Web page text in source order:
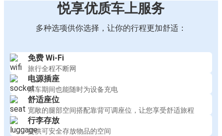
悦享优质车上服务
多种选项供你选择，让你的行程更加舒适：
免费 Wi-Fi
旅行全程不断网
电源插座
乘车期间也能随时为设备充电
舒适座位
宽敞的腿部空间搭配靠背可调座位，让您享受舒适旅程
行李存放
提供可安全存放物品的空间